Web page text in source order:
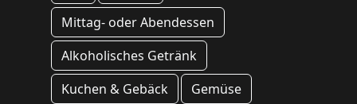
Mittag- oder Abendessen
Alkoholisches Getränk
Kuchen & Gebäck
Gemüse